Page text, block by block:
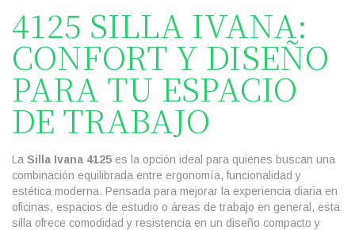
4125 SILLA IVANA:
CONFORT Y DISEÑO
PARA TU ESPACIO
DE TRABAJO
La Silla Ivana 4125 es la opción ideal para quienes buscan una
combinación equilibrada entre ergonomía, funcionalidad y
estética moderna. Pensada para mejorar la experiencia diaria en
oficinas, espacios de estudio o áreas de trabajo en general, esta
silla ofrece comodidad y resistencia en un diseño compacto y